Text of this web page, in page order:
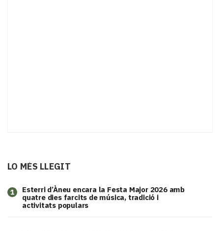
LO MÉS LLEGIT
1
Esterri d’Àneu encara la Festa Major 2026 amb
quatre dies farcits de música, tradició i
activitats populars